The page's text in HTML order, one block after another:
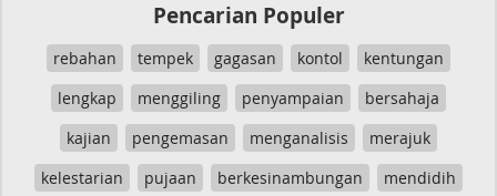
Pencarian Populer
rebahan tempek gagasan kontol
kentungan
lengkap
menggiling penyampaian
bersahaja
kajian
pengemasan menganalisis
merajuk
kelestarian
pujaan berkesinambungan
mendidih